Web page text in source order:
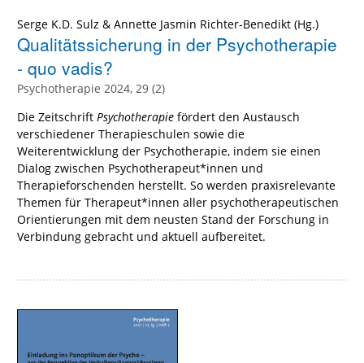
Serge K.D. Sulz & Annette Jasmin Richter-Benedikt (Hg.)
Qualitätssicherung in der Psychotherapie
- quo vadis?
Psychotherapie 2024, 29 (2)
Die Zeitschrift Psychotherapie fördert den Austausch
verschiedener Therapieschulen sowie die
Weiterentwicklung der Psychotherapie, indem sie einen
Dialog zwischen Psychotherapeut*innen und
Therapieforschenden herstellt. So werden praxisrelevante
Themen für Therapeut*innen aller psychotherapeutischen
Orientierungen mit dem neusten Stand der Forschung in
Verbindung gebracht und aktuell aufbereitet.